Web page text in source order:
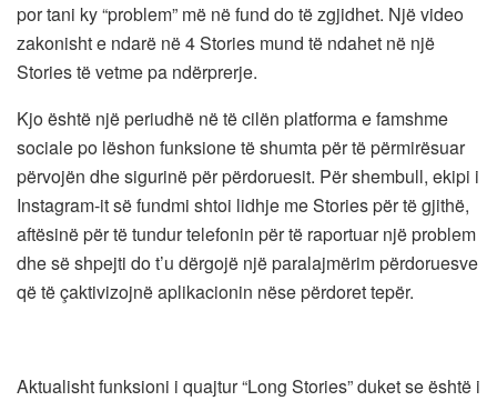
por tani ky “problem” më në fund do të zgjidhet. Një video
zakonisht e ndarë në 4 Stories mund të ndahet në një
Stories të vetme pa ndërprerje.
Kjo është një periudhë në të cilën platforma e famshme
sociale po lëshon funksione të shumta për të përmirësuar
përvojën dhe sigurinë për përdoruesit. Për shembull, ekipi i
Instagram-it së fundmi shtoi lidhje me Stories për të gjithë,
aftësinë për të tundur telefonin për të raportuar një problem
dhe së shpejti do t’u dërgojë një paralajmërim përdoruesve
që të çaktivizojnë aplikacionin nëse përdoret tepër.
Aktualisht funksioni i quajtur “Long Stories” duket se është i